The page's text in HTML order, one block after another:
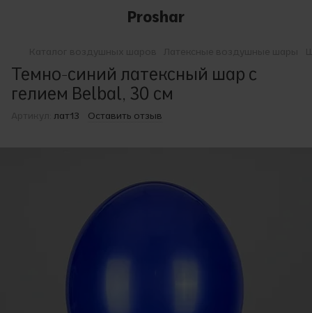
Proshar
Темно-синий латексный шар с
гелием Belbal, 30 см
лат13 Оставить отзыв